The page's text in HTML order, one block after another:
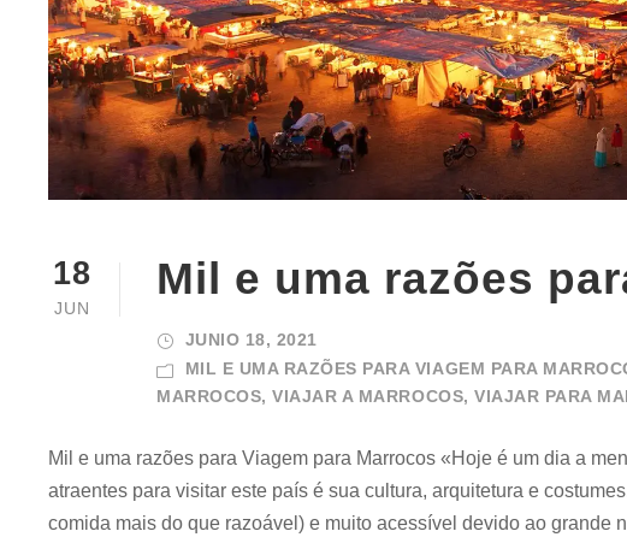
18
JUN
Mil e uma razões
JUNIO 18, 2021
MIL E UMA RAZÕES PARA VIAGEM PARA
MARROCOS, VIAJAR A MARROCOS, VIAJAR PARA
Mil e uma razões para Viagem para Marrocos «Hoje é um dia a
atraentes para visitar este país é sua cultura, arquitetura e
comida mais do que razoável) e muito acessível devido ao grande